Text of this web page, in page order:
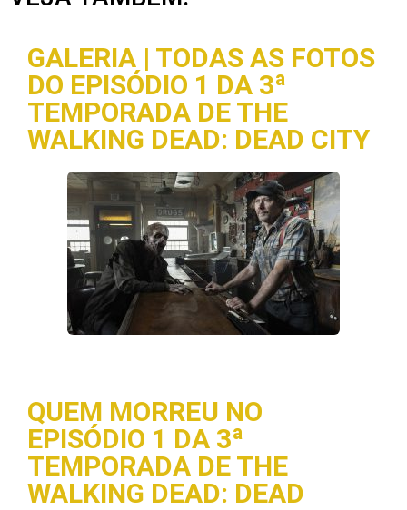
GALERIA | TODAS AS FOTOS
DO EPISÓDIO 1 DA 3ª
TEMPORADA DE THE
WALKING DEAD: DEAD CITY
QUEM MORREU NO
EPISÓDIO 1 DA 3ª
TEMPORADA DE THE
WALKING DEAD: DEAD